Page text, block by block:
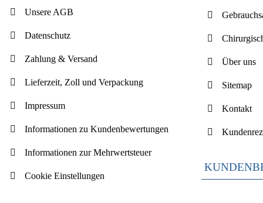
Unsere AGB
Datenschutz
Zahlung & Versand
Lieferzeit, Zoll und Verpackung
Impressum
Informationen zu Kundenbewertungen
Informationen zur Mehrwertsteuer
Cookie Einstellungen
Über uns
Sitemap
Kontakt